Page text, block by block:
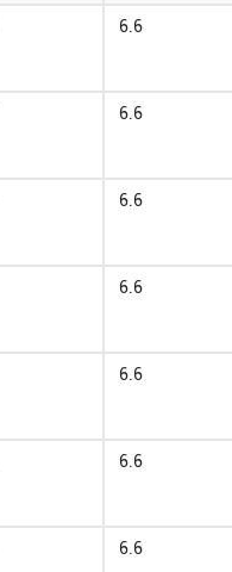
6.6
6.6
6.6
6.6
6.6
6.6
6.6